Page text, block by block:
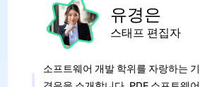
유경은
스태프 편집자
소프트웨어 개발 학위를 자랑하는